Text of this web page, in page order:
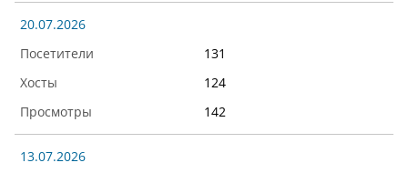
20.07.2026
131
124
142
13.07.2026